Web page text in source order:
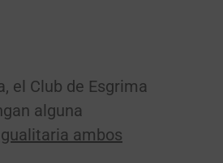
el Club de Esgrima
alguna
ambos